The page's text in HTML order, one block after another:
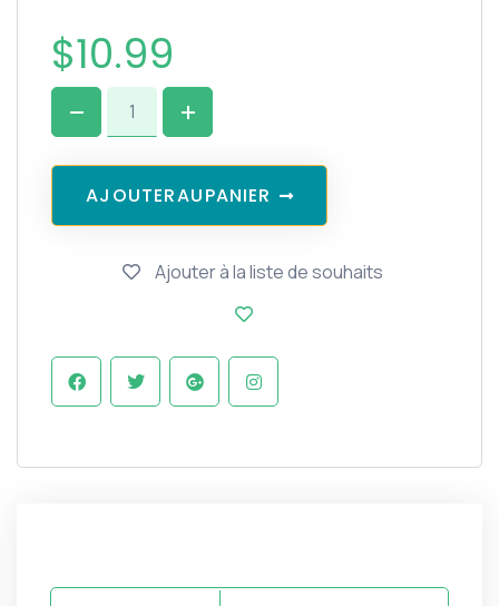
$10.99
AJ OUTERAUPANIER
Ajouter à la liste de souhaits